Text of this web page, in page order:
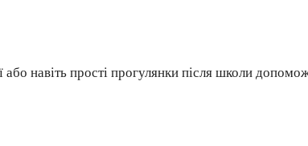
або навіть прості прогулянки після школи